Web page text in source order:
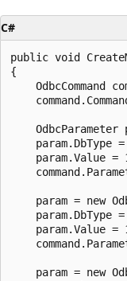
C#
public void
{
OdbcCommand
OdbcParameter
param.DbType
param.Value =
param = new
param.DbType
param.Value =
param = new